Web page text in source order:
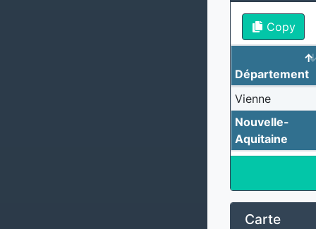
Copy
Département
Vienne
Nouvelle-
Aquitaine
Carte